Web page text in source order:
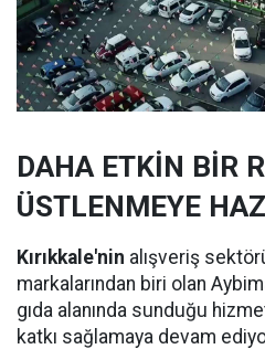
DAHA ETKİN BİR
ÜSTLENMEYE
Kırıkkale'nin alışveriş
markalarından biri olan
gıda alanında sunduğu
katkı sağlamaya devam